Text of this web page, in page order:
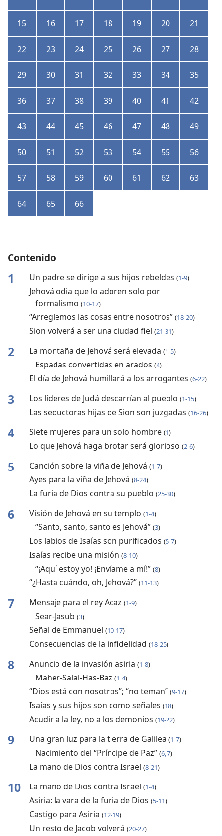
15 16 17 18 19 20 21
22 23 24 25 26 27 28
29 30 31 32 33 34 35
36 37 38 39 40 41 42
43 44 45 46 47 48 49
50 51 52 53 54 55 56
57 58 59 60 61 62 63
64 65 66
Contenido
1 Un padre se dirige a sus hijos rebeldes (1-9)
Jehová odia que lo adoren solo por
formalismo (10-17)
“Arreglemos las cosas entre nosotros” (18-20)
Sion volverá a ser una ciudad fiel (21-31)
2 La montaña de Jehová será elevada (1-5)
Espadas convertidas en arados (4)
El día de Jehová humillará a los arrogantes (6-22)
3 Los líderes de Judá descarrían al pueblo (1-15)
Las seductoras hijas de Sion son juzgadas (16-26)
4 Siete mujeres para un solo hombre (1)
Lo que Jehová haga brotar será glorioso (2-6)
5 Canción sobre la viña de Jehová (1-7)
Ayes para la viña de Jehová (8-24)
La furia de Dios contra su pueblo (25-30)
6 Visión de Jehová en su templo (1-4)
“Santo, santo, santo es Jehová” (3)
Los labios de Isaías son purificados (5-7)
Isaías recibe una misión (8-10)
“¡Aquí estoy yo! ¡Envíame a mí!” (8)
“¿Hasta cuándo, oh, Jehová?” (11-13)
7 Mensaje para el rey Acaz (1-9)
Sear-Jasub (3)
Señal de Emmanuel (10-17)
Consecuencias de la infidelidad (18-25)
8 Anuncio de la invasión asiria (1-8)
Maher-Salal-Has-Baz (1-4)
“Dios está con nosotros”; “no teman” (9-17)
Isaías y sus hijos son como señales (18)
Acudir a la ley, no a los demonios (19-22)
9 Una gran luz para la tierra de Galilea (1-7)
Nacimiento del “Príncipe de Paz” (6, 7)
La mano de Dios contra Israel (8-21)
10 La mano de Dios contra Israel (1-4)
Asiria: la vara de la furia de Dios (5-11)
Castigo para Asiria (12-19)
Un resto de Jacob volverá (20-27)